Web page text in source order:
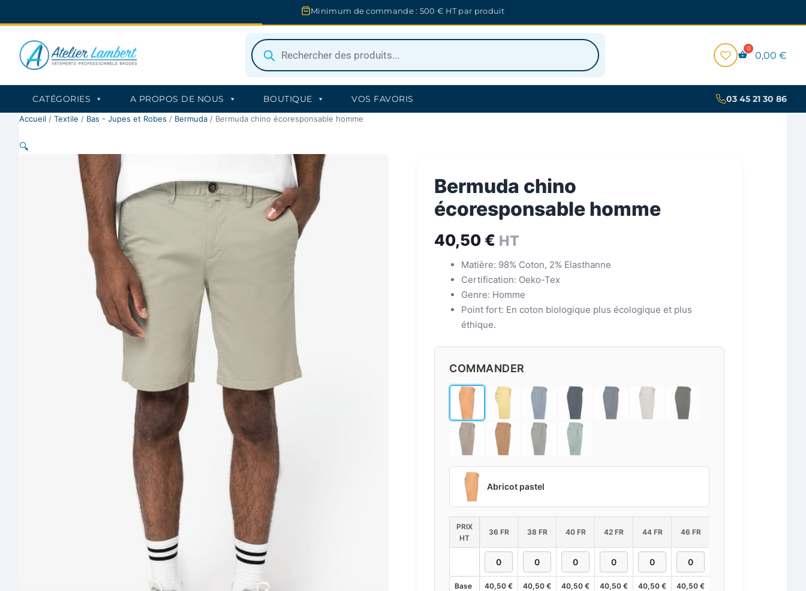
au
Minimum de commande : 500 € HT par produit
Recherche
de
produits
0,00 €
CATÉGORIES A PROPOS DE NOUS BOUTIQUE VOS FAVORIS 03 45 21 30 86
Accueil / Textile / Bas - Jupes et Robes / Bermuda / Bermuda chino écoresponsable homme
🔍
Bermuda chino
écoresponsable homme
40,50 € HT
Matière: 98% Coton, 2% Elasthanne
Certification: Oeko-Tex
Genre: Homme
Point fort: En coton biologique plus écologique et plus
éthique.
COMMANDER
Abricot pastel
PRIX
HT
36 FR 38 FR 40 FR 42 FR 44 FR 46 FR
Base 40,50 € 40,50 € 40,50 € 40,50 € 40,50 € 40,50 €